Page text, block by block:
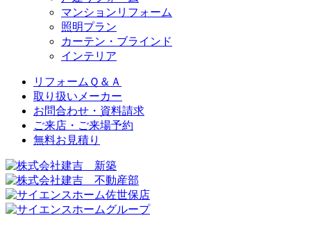
マンションリフォーム
照明プラン
カーテン・ブラインド
インテリア
リフォームＱ＆Ａ
取り扱いメーカー
お問合わせ・資料請求
ご来店・ご来場予約
無料お⾒積り